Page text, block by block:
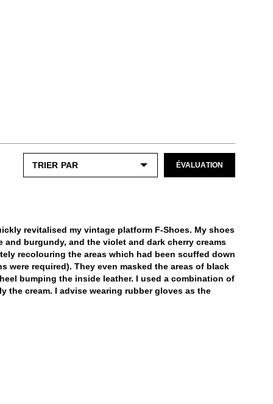
ÉVALUATION
revitalised my vintage platform F-Shoes. My shoes
and burgundy, and the violet and dark cherry creams
recolouring the areas which had been scuffed down
were required). They even masked the areas of black
bumping the inside leather. I used a combination of
the cream. I advise wearing rubber gloves as the